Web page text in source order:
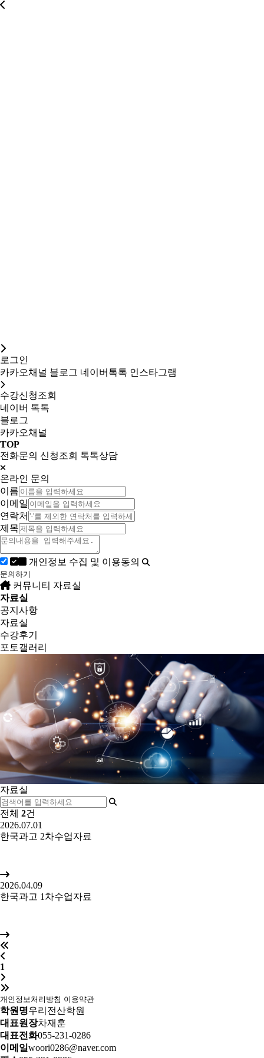
로그인
카카오채널 블로그 네이버톡톡 인스타그램
수강신청조회
네이버 톡톡
블로그
카카오채널
TOP
전화문의 신청조회 톡톡상담
온라인 문의
이름
이메일
연락처
제목
개인정보 수집 및 이용동의
문의하기
커뮤니티 자료실
자료실
공지사항
자료실
수강후기
포토갤러리
자료실
전체 2건
2026.07.01
한국과고 2차수업자료
2026.04.09
한국과고 1차수업자료
1
개인정보처리방침 이용약관
학원명우리전산학원
대표원장차재훈
대표전화055-231-0286
이메일woori0286@naver.com